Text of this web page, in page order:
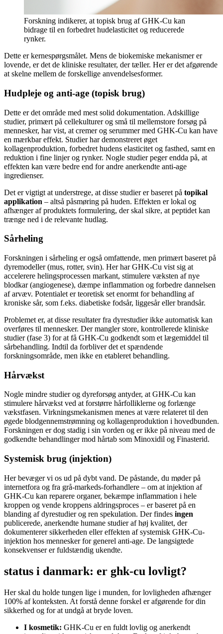
Forskning indikerer, at topisk brug af GHK-Cu kan
bidrage til en forbedret hudelasticitet og reducerede
rynker.
Dette er kernespørgsmålet. Mens de biokemiske mekanismer er
lovende, er det de kliniske resultater, der tæller. Her er det afgørende
at skelne mellem de forskellige anvendelsesformer.
Hudpleje og anti-age (topisk brug)
Dette er det område med mest solid dokumentation. Adskillige
studier, primært på cellekulturer og små til mellemstore forsøg på
mennesker, har vist, at cremer og serummer med GHK-Cu kan have
en mærkbar effekt. Studier har demonstreret øget
kollagenproduktion, forbedret hudens elasticitet og fasthed, samt en
reduktion i fine linjer og rynker. Nogle studier peger endda på, at
effekten kan være bedre end for andre anerkendte anti-age
ingredienser.
Det er vigtigt at understrege, at disse studier er baseret på topikal
applikation – altså påsmøring på huden. Effekten er lokal og
afhænger af produktets formulering, der skal sikre, at peptidet kan
trænge ned i de relevante hudlag.
Sårheling
Forskningen i sårheling er også omfattende, men primært baseret på
dyremodeller (mus, rotter, svin). Her har GHK-Cu vist sig at
accelerere helingsprocessen markant, stimulere væksten af nye
blodkar (angiogenese), dæmpe inflammation og forbedre dannelsen
af arvæv. Potentialet er teoretisk set enormt for behandling af
kroniske sår, som f.eks. diabetiske fodsår, liggesår eller brandsår.
Problemet er, at disse resultater fra dyrestudier ikke automatisk kan
overføres til mennesker. Der mangler store, kontrollerede kliniske
studier (fase 3) for at få GHK-Cu godkendt som et lægemiddel til
sårbehandling. Indtil da forbliver det et spændende
forskningsområde, men ikke en etableret behandling.
Hårvækst
Nogle mindre studier og dyreforsøg antyder, at GHK-Cu kan
stimulere hårvækst ved at forstørre hårfolliklerne og forlænge
vækstfasen. Virkningsmekanismen menes at være relateret til den
øgede blodgennemstrømning og kollagenproduktion i hovedbunden.
Forskningen er dog stadig i sin vorden og er ikke på niveau med de
godkendte behandlinger mod hårtab som Minoxidil og Finasterid.
Systemisk brug (injektion)
Her bevæger vi os ud på dybt vand. De påstande, du møder på
internetfora og fra grå-markeds-forhandlere – om at injektion af
GHK-Cu kan reparere organer, bekæmpe inflammation i hele
kroppen og vende kroppens aldringsproces – er baseret på en
blanding af dyrestudier og ren spekulation. Der findes ingen
publicerede, anerkendte humane studier af høj kvalitet, der
dokumenterer sikkerheden eller effekten af systemisk GHK-Cu-
injektion hos mennesker for generel anti-age. De langsigtede
konsekvenser er fuldstændig ukendte.
status i danmark: er ghk-cu lovligt?
Her skal du holde tungen lige i munden, for lovligheden afhænger
100% af konteksten. At forstå denne forskel er afgørende for din
sikkerhed og for at undgå at bryde loven.
I kosmetik: GHK-Cu er en fuldt lovlig og anerkendt